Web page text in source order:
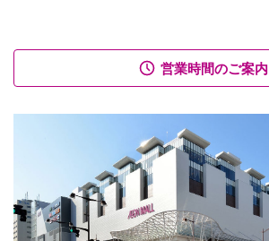
営業時間のご案内